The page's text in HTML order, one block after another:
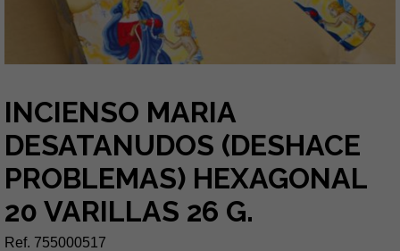
INCIENSO MARIA
DESATANUDOS (DESHACE
PROBLEMAS) HEXAGONAL
20 VARILLAS 26 G.
Ref. 755000517